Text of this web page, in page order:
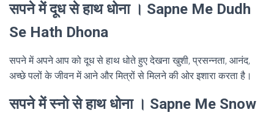
सपने में दूध से हाथ धोना । Sapne Me Dudh
Se Hath Dhona
सपने में अपने आप को दूध से हाथ धोते हुए देखना खुशी, प्रसन्नता, आनंद,
अच्छे पलों के जीवन में आने और मित्रों से मिलने की ओर इशारा करता है।
सपने में स्नो से हाथ धोना । Sapne Me Snow